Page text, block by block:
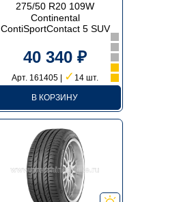
275/50 R20 109W
Continental
ContiSportContact 5 SUV
40 340 ₽
Арт. 161405 | ✓ 14 шт.
В КОРЗИНУ